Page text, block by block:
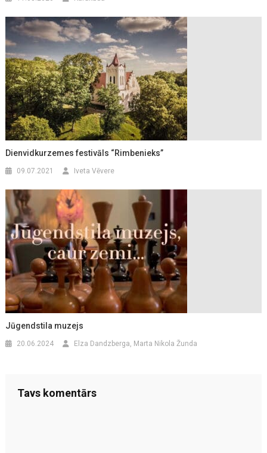
Dienvidkurzemes festivāls “Rimbenieks”
09.07.2021 Iveta Vēvere
Jūgendstila muzejs
20.06.2024 Elza Dandzberga, Marta Nikola Žunda
Tavs komentārs